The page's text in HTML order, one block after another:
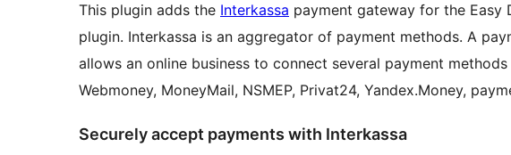
This plugin adds the Interkassa payment gateway for the
plugin. Interkassa is an aggregator of payment methods. A
allows an online business to connect several payment
Webmoney, MoneyMail, NSMEP, Privat24, Yandex.Money,
Securely accept payments with Interkassa